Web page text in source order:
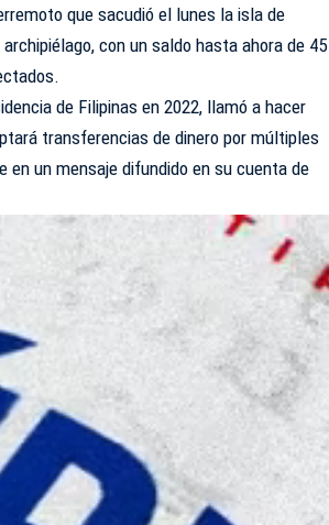
que sacudió el lunes la isla de
con un saldo hasta ahora de 45
de Filipinas en 2022, llamó a hacer
transferencias de dinero por múltiples
en un mensaje difundido en su cuenta de